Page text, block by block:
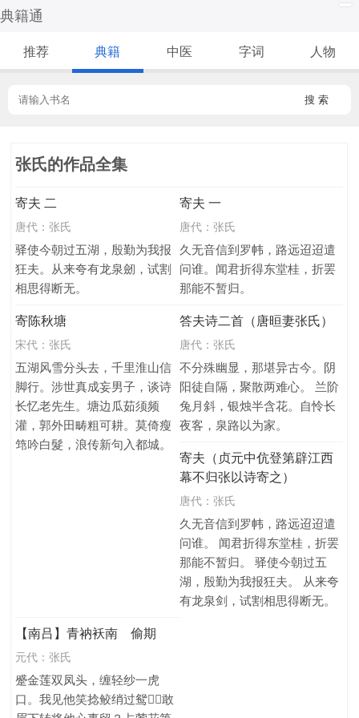
典籍通
推荐 典籍 中医 字词 人物
搜 索
张氏的作品全集
寄夫 二
唐代：张氏
驿使今朝过五湖，殷勤为我报
狂夫。从来夸有龙泉劒，试割
相思得断无。
寄夫 一
唐代： 张氏
久无音信到罗帏，路远迢迢遣
问谁。闻君折得东堂桂，折罢
那能不暂归。
寄陈秋塘
宋代：张氏
五湖风雪分头去，千里淮山信
脚行。涉世真成妄男子，谈诗
长忆老先生。塘边瓜茹须频
灌，郭外田畴粗可耕。莫倚瘦
筇吟白髮，浪传新句入都城。
答夫诗二首（唐晅妻张氏）
唐代： 张氏
不分殊幽显，那堪异古今。阴
阳徒自隔，聚散两难心。 兰阶
兔月斜，银烛半含花。自怜长
夜客，泉路以为家。
寄夫（贞元中伉登第辟江西
幕不归张以诗寄之）
唐代： 张氏
久无音信到罗帏，路远迢迢遣
问谁。 闻君折得东堂桂，折罢
那能不暂归。 驿使今朝过五
湖，殷勤为我报狂夫。 从来夸
有龙泉剑，试割相思得断无。
【南吕】青衲袄南 偷期
元代：张氏
蹙金莲双凤头，缠轻纱一虎
口。我见他笑捻鲛绡过鸳，敢